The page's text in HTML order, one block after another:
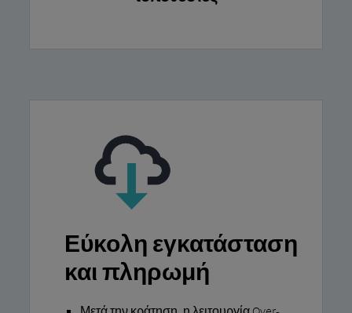
Εύκολη εγκατάσταση
και πληρωμή